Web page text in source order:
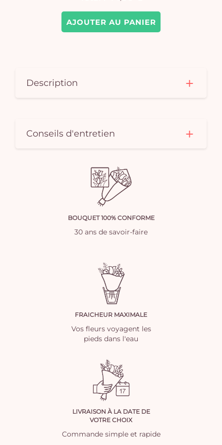
AJOUTER AU PANIER
Description
Conseils d'entretien
BOUQUET 100% CONFORME
30 ans de savoir-faire
FRAICHEUR MAXIMALE
Vos fleurs voyagent les
pieds dans l'eau
LIVRAISON À LA DATE DE
VOTRE CHOIX
Commande simple et rapide